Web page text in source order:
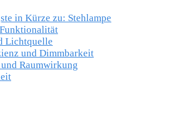
in Kürze zu: Stehlampe
Lichtquelle
und Dimmbarkeit
Raumwirkung